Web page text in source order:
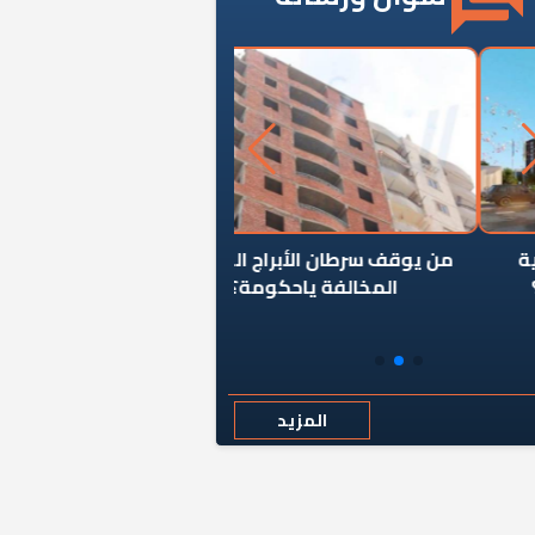
يوقف سرطان الأبراج السكنية
المخالفة ياحكومة؟
المزيد